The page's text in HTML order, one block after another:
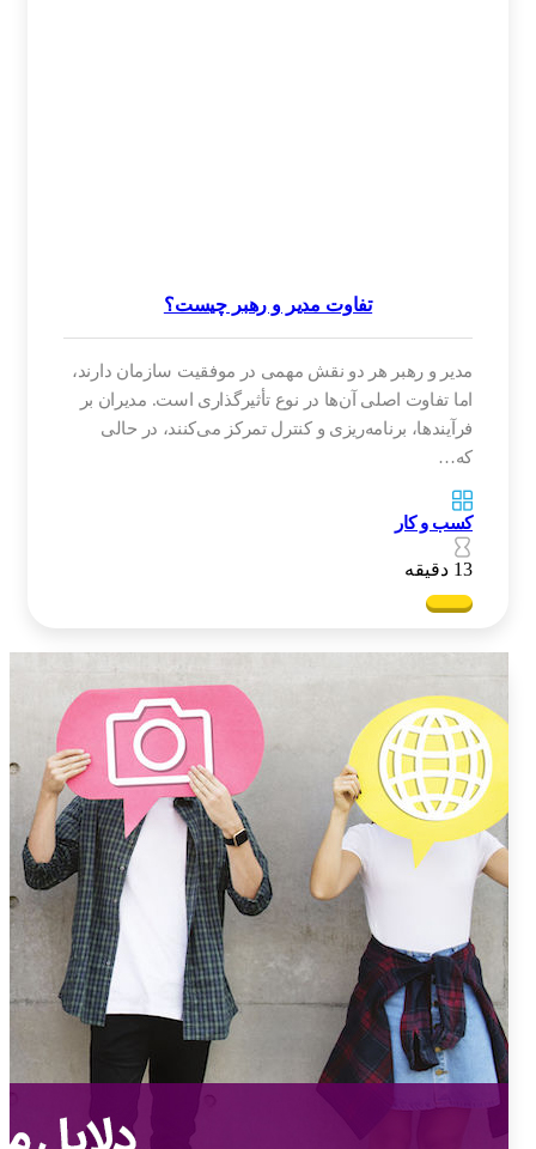
تفاوت مدیر و رهبر چیست؟
مدیر و رهبر هر دو نقش مهمی در موفقیت سازمان دارند،
اما تفاوت اصلی آن‌ها در نوع تأثیرگذاری است. مدیران بر
فرآیندها، برنامه‌ریزی و کنترل تمرکز می‌کنند، در حالی
که…
کسب و کار